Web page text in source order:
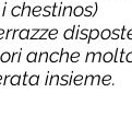
chestinos)
anche
insieme.